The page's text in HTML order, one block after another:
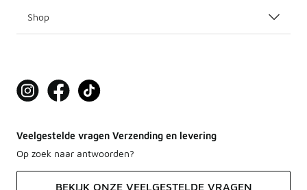
Shop
Veelgestelde vragen Verzending en levering
Op zoek naar antwoorden?
BEKIJK ONZE VEELGESTELDE VRAGEN